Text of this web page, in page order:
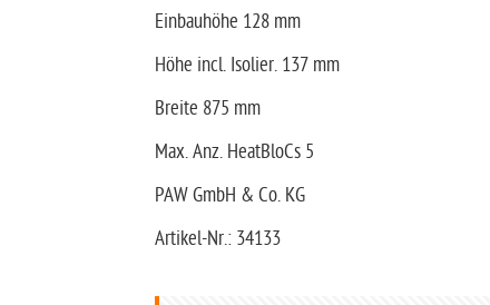
Einbauhöhe 128 mm
Höhe incl. Isolier. 137 mm
Breite 875 mm
Max. Anz. HeatBloCs 5
PAW GmbH & Co. KG
Artikel-Nr.: 34133